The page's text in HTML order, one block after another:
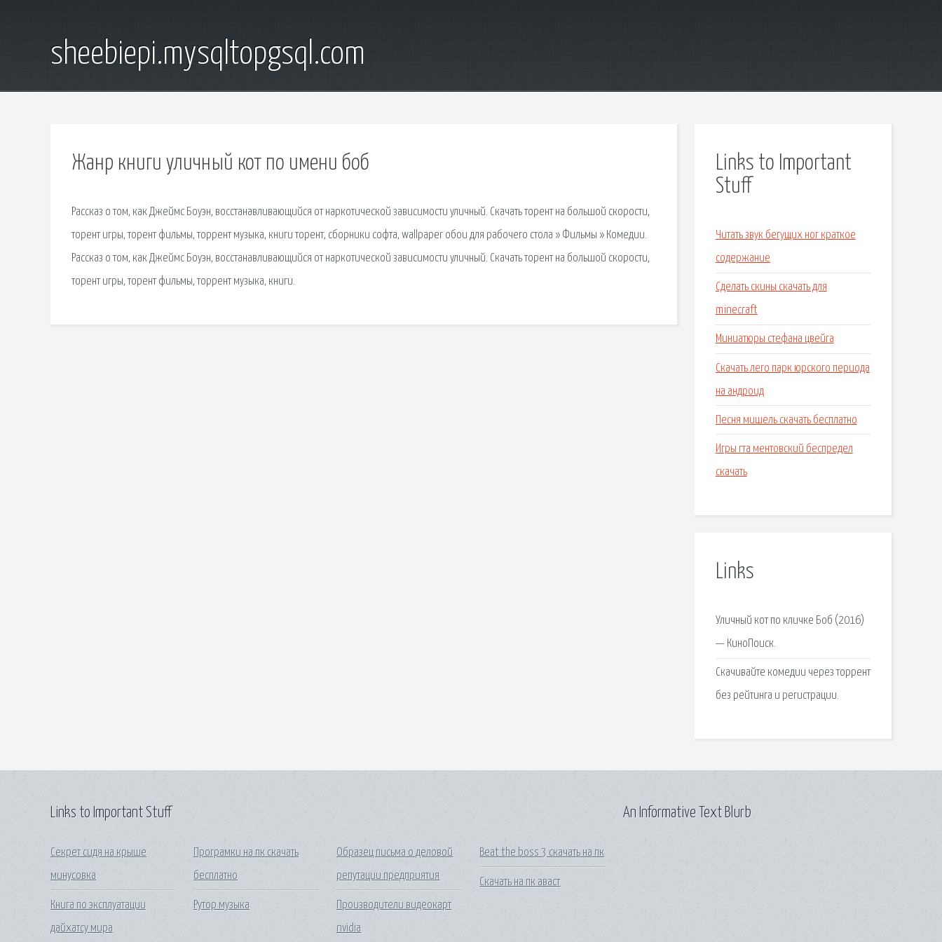
sheebiepi.mysqltopgsql.com
Жанр книги уличный кот по имени боб
Рассказ о том, как Джеймс Боуэн, восстанавливающийся от наркотической зависимости уличный. Скачать торент на большой скорости,
торент игры, торент фильмы, торрент музыка, книги торент, сборники софта, wallpaper обои для рабочего стола » Фильмы » Комедии.
Рассказ о том, как Джеймс Боуэн, восстанавливающийся от наркотической зависимости уличный. Скачать торент на большой скорости,
торент игры, торент фильмы, торрент музыка, книги.
Links to Important
Stuff
Читать звук бегущих ног краткое
содержание
Сделать скины скачать для
minecraft
Миниатюры стефана цвейга
Скачать лего парк юрского периода
на андроид
Песня мишель скачать бесплатно
Игры гта ментовский беспредел
скачать
Links
Уличный кот по кличке Боб (2016)
— КиноПоиск.
Скачивайте комедии через торрент
без рейтинга и регистрации.
Links to Important Stuff
Секрет сидя на крыше
минусовка
Книга по эксплуатации
дайхатсу мира
Програмки на пк скачать
бесплатно
Рутор музыка
Образец письма о деловой
репутации предприятия
Производители видеокарт
nvidia
Beat the boss 3 скачать на пк
Скачать на пк аваст
An Informative Text Blurb